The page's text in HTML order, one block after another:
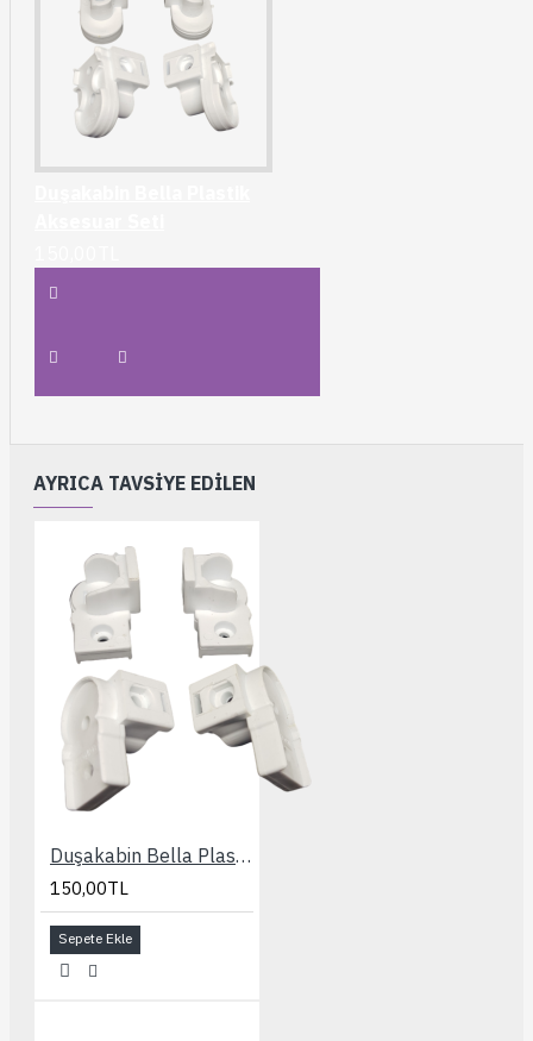
AYRICA TAVSIYE EDILEN
Duşakabin Bella Plastik Aksesuar Seti
150,00TL
Sepete Ekle